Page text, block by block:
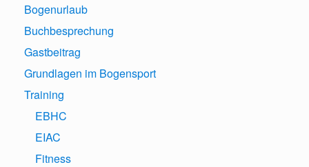
Bogenurlaub
Buchbesprechung
Gastbeitrag
Grundlagen im Bogensport
Training
EBHC
EIAC
Fitness